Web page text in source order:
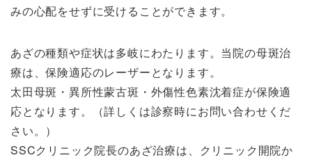
みの心配をせずに受けることができます。
あざの種類や症状は多岐にわたります。当院の母斑治
療は、保険適応のレーザーとなります。
太田母斑・異所性蒙古斑・外傷性色素沈着症が保険適
応となります。（詳しくは診察時にお問い合わせくだ
さい。）
SSCクリニック院長のあざ治療は、クリニック開院か